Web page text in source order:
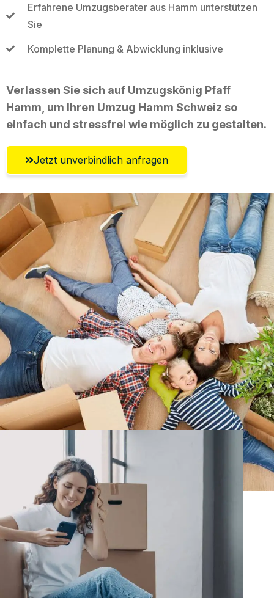
Erfahrene Umzugsberater aus Hamm unterstützen
Sie
Komplette Planung & Abwicklung inklusive
Verlassen Sie sich auf Umzugskönig Pfaff
Hamm, um Ihren Umzug Hamm Schweiz so
einfach und stressfrei wie möglich zu gestalten.
Jetzt unverbindlich anfragen